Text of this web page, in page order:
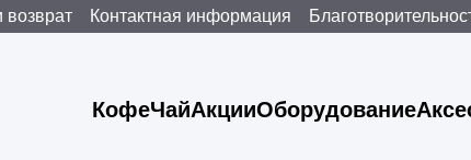
Контактная информация
оферта
КофеЧайАкцииОборудование